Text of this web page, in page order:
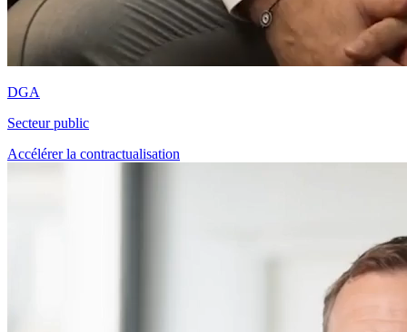
DGA
Secteur public
Accélérer la contractualisation